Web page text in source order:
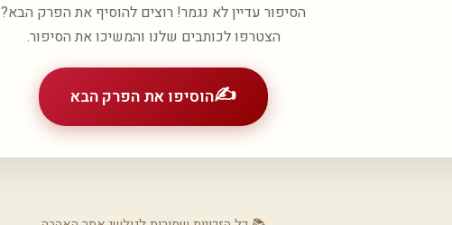
הסיפור עדיין לא נגמר! רוצים להוסיף את הפרק הבא?
הצטרפו לכותבים שלנו והמשיכו את הסיפור.
✍️הוסיפו את הפרק הבא